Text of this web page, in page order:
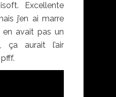
Excellente
j’en ai marre
en avait pas un
ça aurait l’air